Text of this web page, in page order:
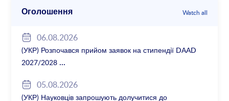
Оголошення Watch all
06.08.2026
(УКР) Розпочався прийом заявок на стипендії DAAD
2027/2028
05.08.2026
(УКР) Науковців запрошують долучитися до